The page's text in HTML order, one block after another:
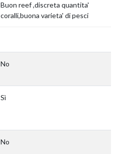
Buon reef ,discreta quantita'
coralli,buona varieta' di pesci
No
Sì
No